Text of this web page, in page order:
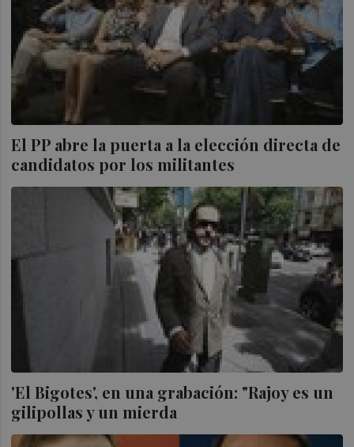
El PP abre la puerta a la elección directa de
candidatos por los militantes
'El Bigotes', en una grabación: "Rajoy es un
gilipollas y un mierda